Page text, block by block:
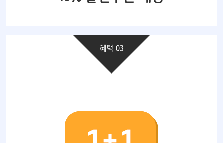
혜택 03